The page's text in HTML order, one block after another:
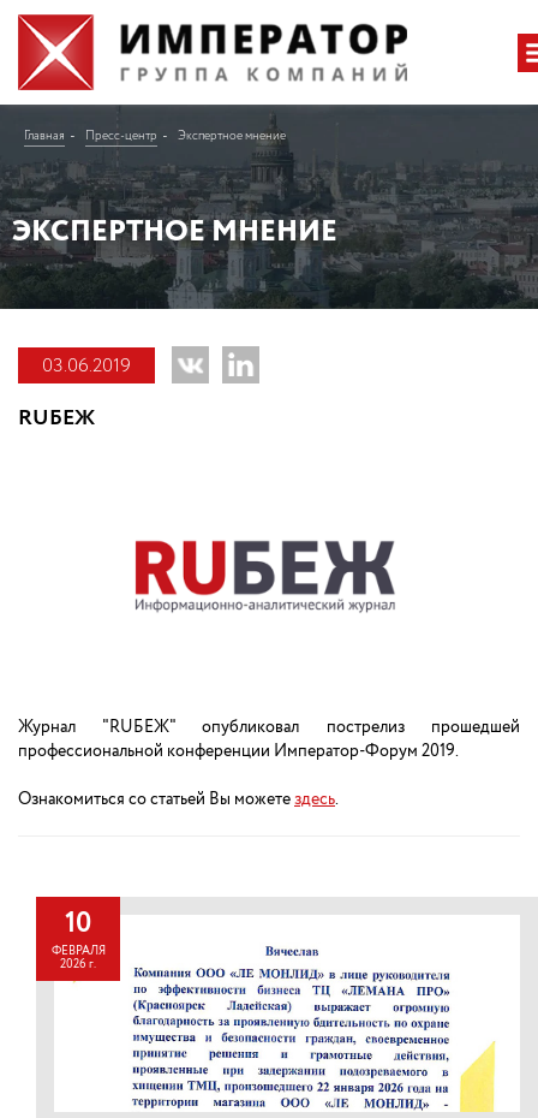
Главная Пресс-центр Экспертное мнение
ЭКСПЕРТНОЕ МНЕНИЕ
03.06.2019
RUБЕЖ
Журнал "RUБЕЖ" опубликовал пострелиз прошедшей
профессиональной конференции Император-Форум 2019.
Ознакомиться со статьей Вы можетездесь.
10
ФЕВРАЛЯ
2026 г.